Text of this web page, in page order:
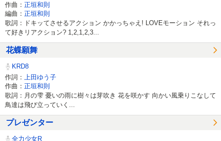
作曲： 正垣和則
編曲： 正垣和則
歌詞：ドキッてさせるアクション かかっちゃえ! LOVEモーション それっ
て好きリアクション? 1,2,1,2,3...
花蝶願舞
KRD8
作詞：
上田ゆう子
作曲： 正垣和則
歌詞：月の雫 憂いの雨に樹々は芽吹き 花を咲かす 向かい風乗りこなして
鳥達は飛び立っていく...
プレゼンター
全力少女R